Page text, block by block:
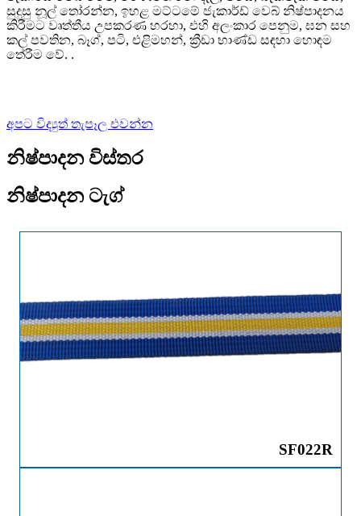
සුදුසු නූල් තෝරන්න, ඉහළ මට්ටමේ ජැකාර්ඩ් වෙබ් නිෂ්පාදනය
කිරීමට වෘත්තීය උපකරණ හරහා, එහි අලංකාර පෙනුම, ඝන සහ
කල් පවතින, බෑග්, පටි, එළිමහන්, ක්‍රීඩා භාණ්ඩ සඳහා හොඳම
තේරීම වේ. .
අපට විද්‍යුත් තැපෑල එවන්න
නිෂ්පාදන විස්තර
නිෂ්පාදන ටැග්
SF022R